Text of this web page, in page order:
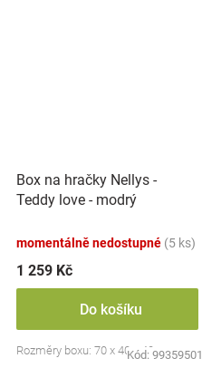
Box na hračky Nellys -
Teddy love - modrý
momentálně nedostupné (5 ks)
1 259 Kč
Do košíku
Rozměry boxu: 70 x 40 x 40 cm.
Kód: 99359501